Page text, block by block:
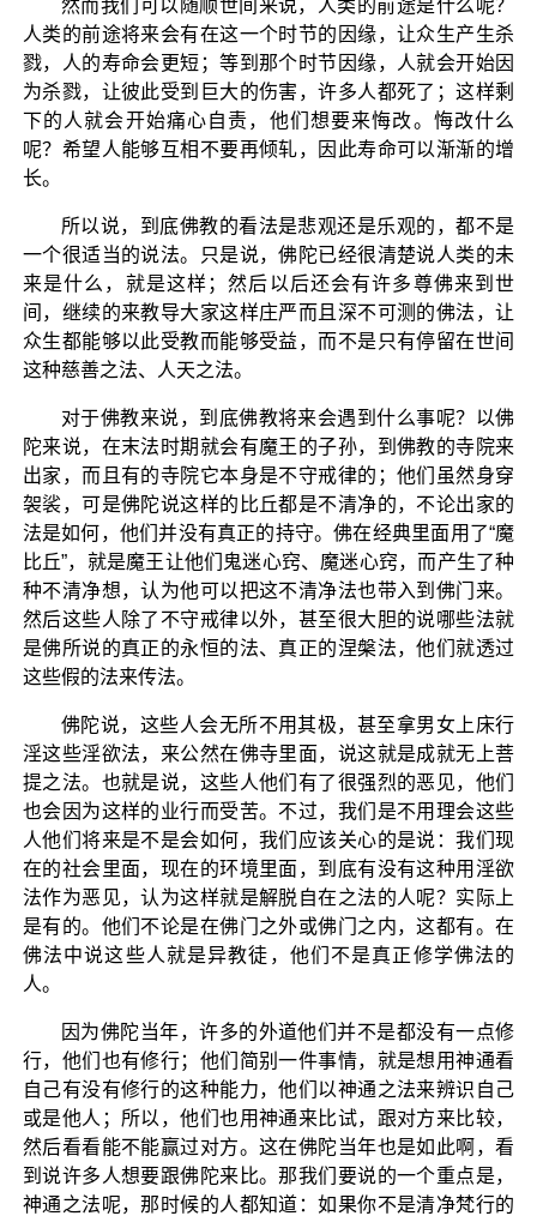
然而我们可以随顺世间来说，人类的前途是什么呢？
人类的前途将来会有在这一个时节的因缘，让众生产生杀
戮，人的寿命会更短；等到那个时节因缘，人就会开始因
为杀戮，让彼此受到巨大的伤害，许多人都死了；这样剩
下的人就会开始痛心自责，他们想要来悔改。悔改什么
呢？希望人能够互相不要再倾轧，因此寿命可以渐渐的增
长。
所以说，到底佛教的看法是悲观还是乐观的，都不是
一个很适当的说法。只是说，佛陀已经很清楚说人类的未
来是什么，就是这样；然后以后还会有许多尊佛来到世
间，继续的来教导大家这样庄严而且深不可测的佛法，让
众生都能够以此受教而能够受益，而不是只有停留在世间
这种慈善之法、人天之法。
对于佛教来说，到底佛教将来会遇到什么事呢？以佛
陀来说，在末法时期就会有魔王的子孙，到佛教的寺院来
出家，而且有的寺院它本身是不守戒律的；他们虽然身穿
袈裟，可是佛陀说这样的比丘都是不清净的，不论出家的
法是如何，他们并没有真正的持守。佛在经典里面用了“魔
比丘”，就是魔王让他们鬼迷心窍、魔迷心窍，而产生了种
种不清净想，认为他可以把这不清净法也带入到佛门来。
然后这些人除了不守戒律以外，甚至很大胆的说哪些法就
是佛所说的真正的永恒的法、真正的涅槃法，他们就透过
这些假的法来传法。
佛陀说，这些人会无所不用其极，甚至拿男女上床行
淫这些淫欲法，来公然在佛寺里面，说这就是成就无上菩
提之法。也就是说，这些人他们有了很强烈的恶见，他们
也会因为这样的业行而受苦。不过，我们是不用理会这些
人他们将来是不是会如何，我们应该关心的是说：我们现
在的社会里面，现在的环境里面，到底有没有这种用淫欲
法作为恶见，认为这样就是解脱自在之法的人呢？实际上
是有的。他们不论是在佛门之外或佛门之内，这都有。在
佛法中说这些人就是异教徒，他们不是真正修学佛法的
人。
因为佛陀当年，许多的外道他们并不是都没有一点修
行，他们也有修行；他们简别一件事情，就是想用神通看
自己有没有修行的这种能力，他们以神通之法来辨识自己
或是他人；所以，他们也用神通来比试，跟对方来比较，
然后看看能不能赢过对方。这在佛陀当年也是如此啊，看
到说许多人想要跟佛陀来比。那我们要说的一个重点是，
神通之法呢，那时候的人都知道：如果你不是清净梵行的